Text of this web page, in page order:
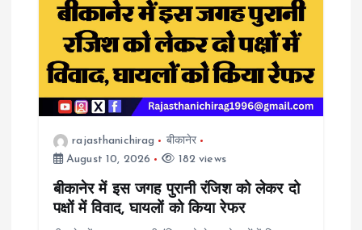
rajasthanichirag
बीकानेर
August 10, 2026
182 views
बीकानेर में इस जगह पुरानी रंजिश को लेकर दो
पक्षों में विवाद, घायलों को किया रेफर